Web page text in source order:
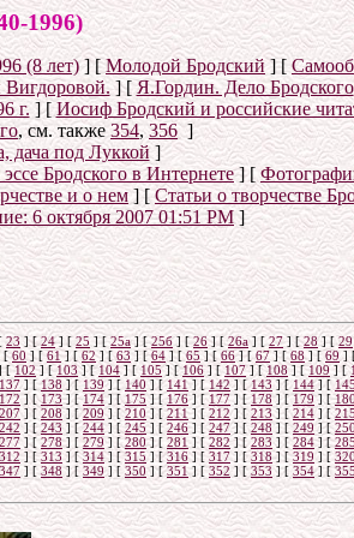
1996)
(8 лет)] [Молодой Бродский] [
] [Я.Гордин. Дело Бродского
г. ] [Иосиф Бродский и российские
, см. также 354,356]
дача под Луккой]
Бродского в Интернете] [
и о нем ] [ Статьи о творчестве
6 октября 2007 01:51 PM ]
23 ] [24] [25 ] [ 25а] [25б ] [26] [26a] [ 27] [28] [29
[ 60 ] [61] [ 62] [ 63 ] [64 ] [65 ] [ 66] [ 67 ] [68] [69 ]
[102] [ 103] [ 104 ] [ 105] [106 ] [ 107] [108] [109 ] [
137 ] [138 ] [ 139] [ 140 ] [141] [ 142 ] [143 ] [ 144] [
172] [173] [174 ] [175 ] [ 176] [177 ] [178 ] [179] [
207] [ 208] [ 209 ] [210 ] [211] [ 212] [ 213] [214 ] [
242 ] [243 ] [244 ] [ 245] [ 246] [247] [ 248 ] [ 249 ] [ 250
277 ] [ 278] [ 279 ] [280] [ 281 ] [ 282] [ 283 ] [ 284] [285
312 ] [313 ] [314] [ 315 ] [316] [ 317] [318] [319 ] [
347 ] [348] [ 349] [ 350 ] [351] [ 352 ] [353 ] [ 354] [